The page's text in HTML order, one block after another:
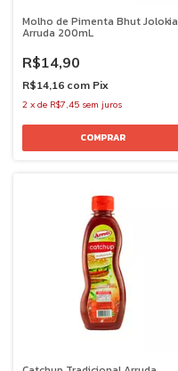
Molho de Pimenta Bhut Jolokia
Arruda 200mL
R$14,90
R$14,16 com Pix
2 x de R$7,45 sem juros